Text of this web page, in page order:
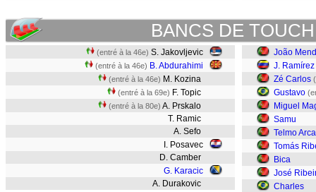
BANCS DE
(entré à la 46e) S. Jakovljevic
(entré à la 46e) B. Abdurahimi
(entré à la 46e) M. Kozina
(entré à la 69e) F. Topic
(entré à la 80e) A. Prskalo
T. Ramic
A. Sefo
I. Posavec
D. Camber
G. Karacic
A. Durakovic
João
J. Ramírez
Zé Carlos
Gustavo
Miguel
Samu
Telmo
Tomás
Bica
José
Charles